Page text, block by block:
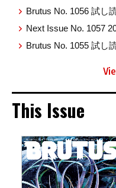
Brutus No. 1056 試し
Next Issue No. 1057
Brutus No. 1055 試し
This Issue